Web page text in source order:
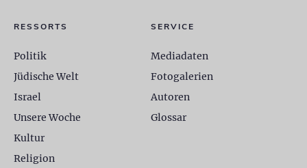
RESSORTS
Politik
Jüdische Welt
Israel
Unsere Woche
Kultur
Religion
SERVICE
Mediadaten
Fotogalerien
Autoren
Glossar